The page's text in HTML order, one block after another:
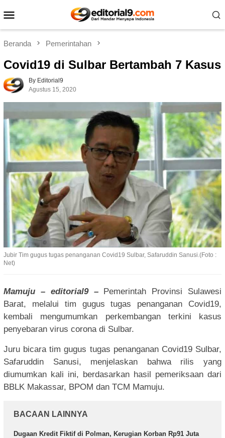
ke
Mobile
Beranda Pemerintahan
Covid19 di Sulbar Bertambah 7 Kasus
By Editorial9
Agustus 15, 2020
Jubir Tim gugus tugas penanganan Covid19 Sulbar, Safaruddin Sanusi.(Foto :
Net)
Mamuju – editorial9 –
Pemerintah Provinsi Sulawesi
Barat, melalui tim gugus tugas penanganan Covid19,
kembali mengumumkan perkembangan terkini kasus
penyebaran virus corona di Sulbar.
Juru bicara tim gugus tugas penanganan Covid19 Sulbar,
Safaruddin Sanusi, menjelaskan bahwa rilis yang
diumumkan kali ini, berdasarkan hasil pemeriksaan dari
BBLK Makassar, BPOM dan TCM Mamuju.
BACAAN LAINNYA
Dugaan Kredit Fiktif di Polman, Kerugian Korban Rp91 Juta